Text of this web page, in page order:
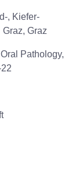
, Kiefer-
Graz
Pathology,